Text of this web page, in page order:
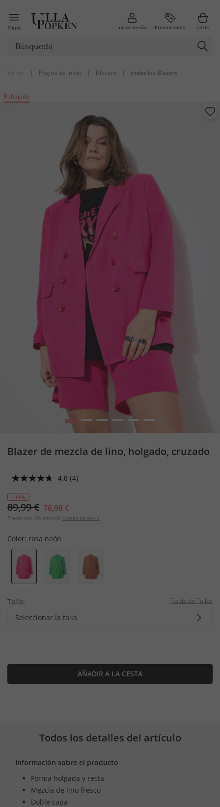
Menú Inicia sesión Promociones Cesta
| Página de inicio | Blazers | todas las Blazers
Rebajado
1 2 3 4 5 6
Blazer de mezcla de lino, holgado, cruzado
4.8 (4)
- 14%
89,99 € 76,99 €
Precio con IVA incluido Costes de envío
Color: rosa neón
Talla: Tabla de Tallas
Seleccionar la talla
AÑADIR A LA CESTA
Todos los detalles del artículo
Información sobre el producto
Forma holgada y recta
Mezcla de lino fresco
Doble capa